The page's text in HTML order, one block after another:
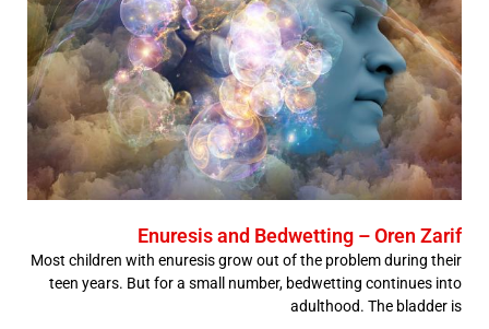
Enuresis and Bedwetting – Oren Zarif
Most children with enuresis grow out of the problem during their
teen years. But for a small number, bedwetting continues into
adulthood. The bladder is